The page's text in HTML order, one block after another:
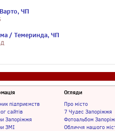
ЧП
/ Темеринда, ЧП
Д
підприємств
сайтів
Запоріжжя
ЗМІ
Огляди
Про місто
7 Чудес Запоріжжя
Фотоальбом
Обличчя нашого